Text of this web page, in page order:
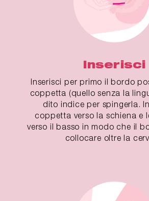
Inserisci
Inserisci per primo il bordo
coppetta (quello senza la
dito indice per spingerla.
coppetta verso la schiena e
verso il basso in modo che il
collocare oltre la